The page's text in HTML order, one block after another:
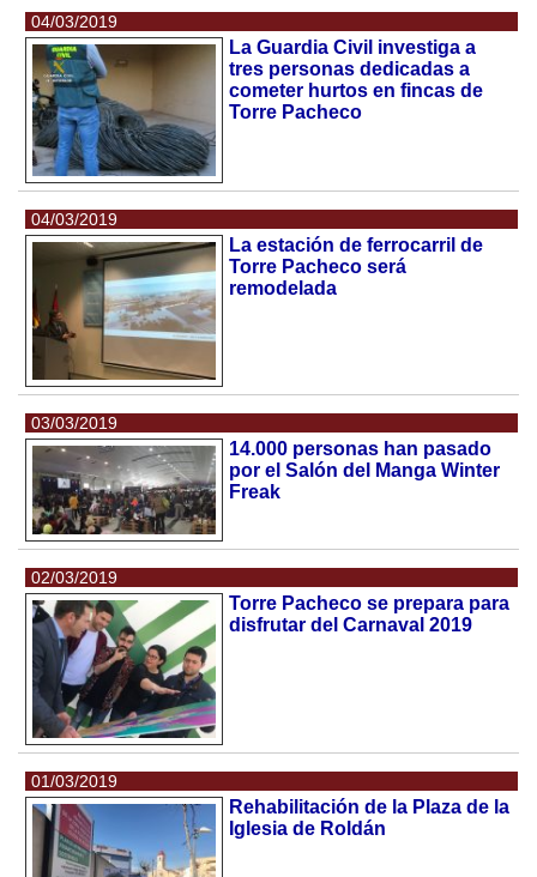
04/03/2019
La Guardia Civil investiga a
tres personas dedicadas a
cometer hurtos en fincas de
Torre Pacheco
04/03/2019
La estación de ferrocarril de
Torre Pacheco será
remodelada
03/03/2019
14.000 personas han pasado
por el Salón del Manga Winter
Freak
02/03/2019
Torre Pacheco se prepara para
disfrutar del Carnaval 2019
01/03/2019
Rehabilitación de la Plaza de la
Iglesia de Roldán